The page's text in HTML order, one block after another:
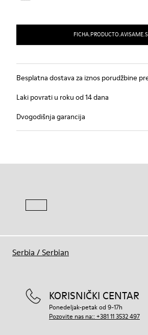
Besplatna dostava za iznos porudžbine
Laki povrati u roku od 14 dana
Dvogodišnja garancija
KORISNIČKI CENTAR
Ponedeljak-petak od 9-17h
Pozovite nas na:: +381 11 3532 497
Serbia /Serbian